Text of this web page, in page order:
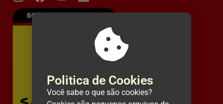
Politica de Cookies
Você sabe o que são cookies?